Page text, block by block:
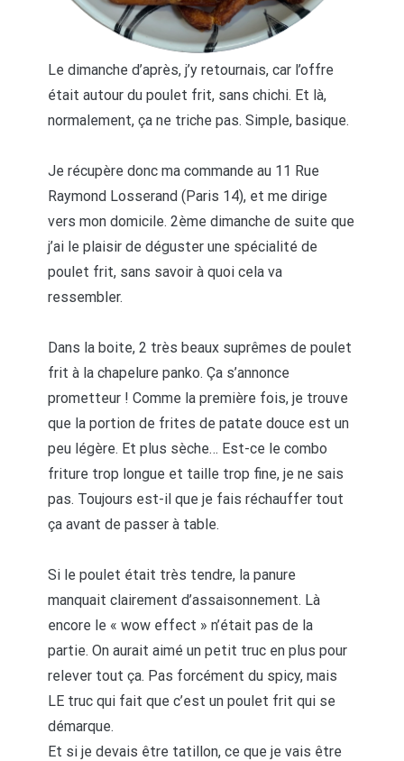
Le dimanche d’après, j’y retournais, car l’offre
était autour du poulet frit, sans chichi. Et là,
normalement, ça ne triche pas. Simple, basique.
Je récupère donc ma commande au 11 Rue
Raymond Losserand (Paris 14), et me dirige
vers mon domicile. 2ème dimanche de suite que
j’ai le plaisir de déguster une spécialité de
poulet frit, sans savoir à quoi cela va
ressembler.
Dans la boite, 2 très beaux suprêmes de poulet
frit à la chapelure panko. Ça s’annonce
prometteur ! Comme la première fois, je trouve
que la portion de frites de patate douce est un
peu légère. Et plus sèche… Est-ce le combo
friture trop longue et taille trop fine, je ne sais
pas. Toujours est-il que je fais réchauffer tout
ça avant de passer à table.
Si le poulet était très tendre, la panure
manquait clairement d’assaisonnement. Là
encore le « wow effect » n’était pas de la
partie. On aurait aimé un petit truc en plus pour
relever tout ça. Pas forcément du spicy, mais
LE truc qui fait que c’est un poulet frit qui se
démarque.
Et si je devais être tatillon, ce que je vais être